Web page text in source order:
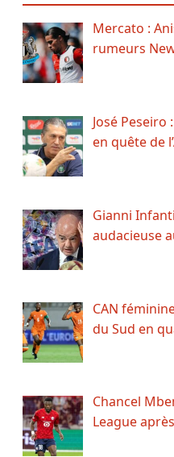
Mercato :
rumeurs
José
en quête de
Gianni
audacieuse
CAN
du Sud en
Chancel
League